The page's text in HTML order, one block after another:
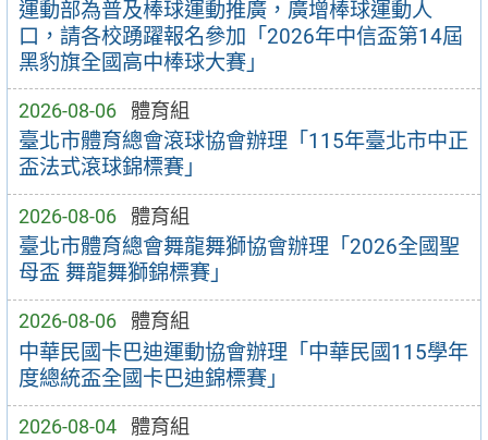
運動部為普及棒球運動推廣，廣增棒球運動人
口，請各校踴躍報名參加「2026年中信盃第14屆
黑豹旗全國高中棒球大賽」
2026-08-06 體育組
臺北市體育總會滾球協會辦理「115年臺北市中正
盃法式滾球錦標賽」
2026-08-06 體育組
臺北市體育總會舞龍舞獅協會辦理「2026全國聖
母盃 舞龍舞獅錦標賽」
2026-08-06 體育組
中華民國卡巴迪運動協會辦理「中華民國115學年
度總統盃全國卡巴迪錦標賽」
2026-08-04 體育組